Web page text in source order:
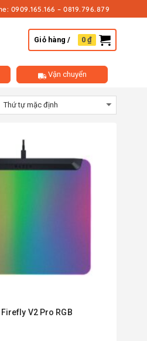
0909.165.166 – 0819.796.879
Giỏ hàng / 0₫
Vận chuyển
V2 Pro RGB